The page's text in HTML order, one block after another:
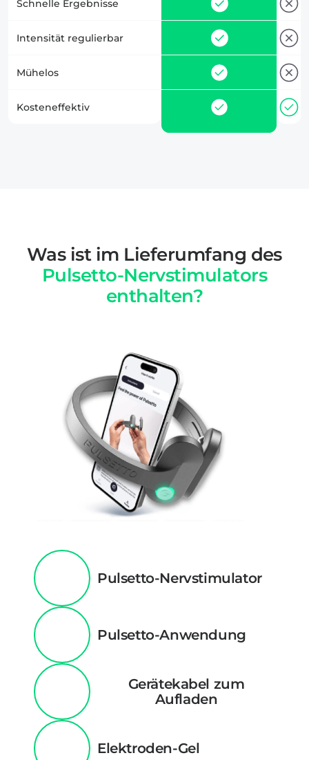
Schnelle Ergebnisse
Intensität regulierbar
Mühelos
Kosteneffektiv
Was ist im Lieferumfang des
Pulsetto-Nervstimulators
enthalten?
Pulsetto-Nervstimulator
Pulsetto-Anwendung
Gerätekabel zum
Aufladen
Elektroden-Gel